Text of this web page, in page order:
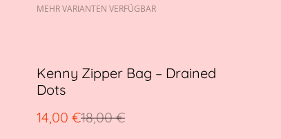
MEHR VARIANTEN VERFÜGBAR
%
Kenny Zipper Bag – Drained
Dots
14,00 €18,00 €